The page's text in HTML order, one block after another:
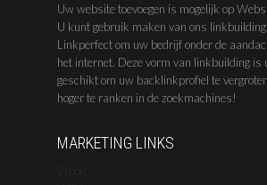
Uw website toevoegen is mogelijk op
U kunt gebruik maken van ons linkbuilding
Linkperfect om uw bedrijf onder de
het internet. Deze vorm van linkbuilding is
geschikt om uw backlinkprofiel te
hoger te ranken in de zoekmachines!
MARKETING LINKS